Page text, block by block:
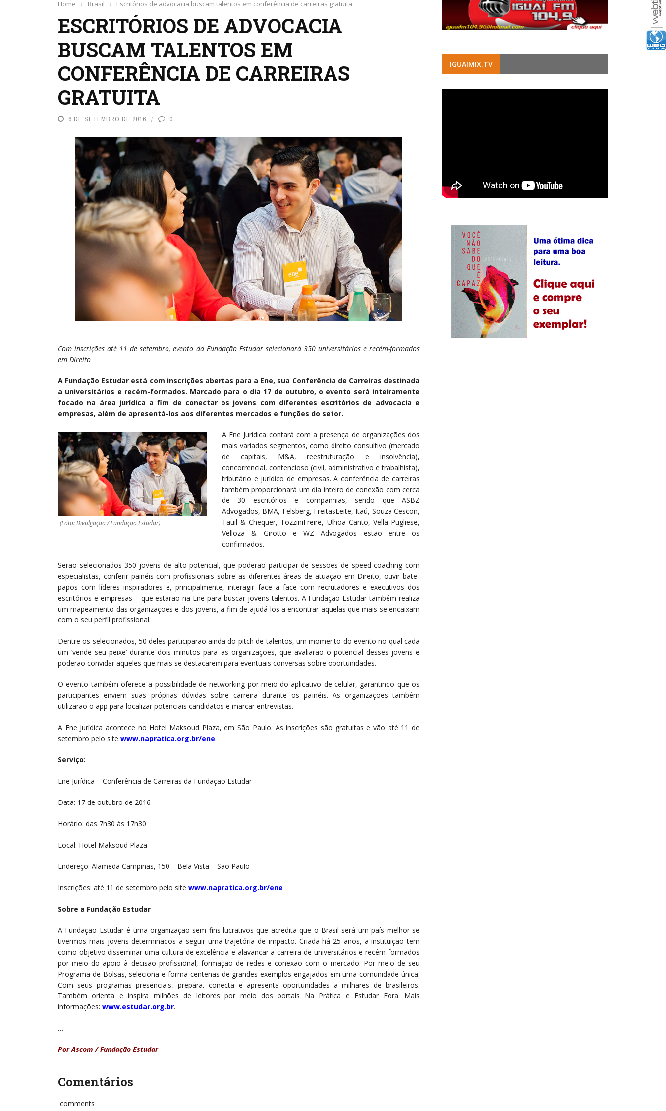
Home › Brasil › Escritórios de advocacia buscam talentos em conferência de carreiras gratuita
ESCRITÓRIOS DE ADVOCACIA
BUSCAM TALENTOS EM
CONFERÊNCIA DE CARREIRAS
GRATUITA
6 DE SETEMBRO DE 2016 0
Com inscrições até 11 de setembro, evento da Fundação Estudar selecionará 350 universitários e recém-formados
em Direito
A Fundação Estudar está com inscrições abertas para a Ene, sua Conferência de Carreiras destinada
a universitários e recém-formados. Marcado para o dia 17 de outubro, o evento será inteiramente
focado na área jurídica a fim de conectar os jovens com diferentes escritórios de advocacia e
empresas, além de apresentá-los aos diferentes mercados e funções do setor.
(Foto: Divulgação / Fundação Estudar)
A Ene Jurídica contará com a presença de organizações dos
mais variados segmentos, como direito consultivo (mercado
de capitais, M&A, reestruturação e insolvência),
concorrencial, contencioso (civil, administrativo e trabalhista),
tributário e jurídico de empresas. A conferência de carreiras
também proporcionará um dia inteiro de conexão com cerca
de 30 escritórios e companhias, sendo que ASBZ
Advogados, BMA, Felsberg, FreitasLeite, Itaú, Souza Cescon,
Tauil & Chequer, TozziniFreire, Ulhoa Canto, Vella Pugliese,
Velloza & Girotto e WZ Advogados estão entre os
confirmados.
Serão selecionados 350 jovens de alto potencial, que poderão participar de sessões de speed coaching com
especialistas, conferir painéis com profissionais sobre as diferentes áreas de atuação em Direito, ouvir bate-
papos com líderes inspiradores e, principalmente, interagir face a face com recrutadores e executivos dos
escritórios e empresas – que estarão na Ene para buscar jovens talentos. A Fundação Estudar também realiza
um mapeamento das organizações e dos jovens, a fim de ajudá-los a encontrar aquelas que mais se encaixam
com o seu perfil profissional.
Dentre os selecionados, 50 deles participarão ainda do pitch de talentos, um momento do evento no qual cada
um ‘vende seu peixe’ durante dois minutos para as organizações, que avaliarão o potencial desses jovens e
poderão convidar aqueles que mais se destacarem para eventuais conversas sobre oportunidades.
O evento também oferece a possibilidade de networking por meio do aplicativo de celular, garantindo que os
participantes enviem suas próprias dúvidas sobre carreira durante os painéis. As organizações também
utilizarão o app para localizar potenciais candidatos e marcar entrevistas.
A Ene Jurídica acontece no Hotel Maksoud Plaza, em São Paulo. As inscrições são gratuitas e vão até 11 de
setembro pelo site www.napratica.org.br/ene.
Serviço:
Ene Jurídica – Conferência de Carreiras da Fundação Estudar
Data: 17 de outubro de 2016
Horário: das 7h30 às 17h30
Local: Hotel Maksoud Plaza
Endereço: Alameda Campinas, 150 – Bela Vista – São Paulo
Inscrições: até 11 de setembro pelo site www.napratica.org.br/ene
Sobre a Fundação Estudar
A Fundação Estudar é uma organização sem fins lucrativos que acredita que o Brasil será um país melhor se
tivermos mais jovens determinados a seguir uma trajetória de impacto. Criada há 25 anos, a instituição tem
como objetivo disseminar uma cultura de excelência e alavancar a carreira de universitários e recém-formados
por meio do apoio à decisão profissional, formação de redes e conexão com o mercado. Por meio de seu
Programa de Bolsas, seleciona e forma centenas de grandes exemplos engajados em uma comunidade única.
Com seus programas presenciais, prepara, conecta e apresenta oportunidades a milhares de brasileiros.
Também orienta e inspira milhões de leitores por meio dos portais Na Prática e Estudar Fora. Mais
informações: www.estudar.org.br.
…
Por Ascom / Fundação Estudar
Comentários
comments
IGUAIMIX.TV